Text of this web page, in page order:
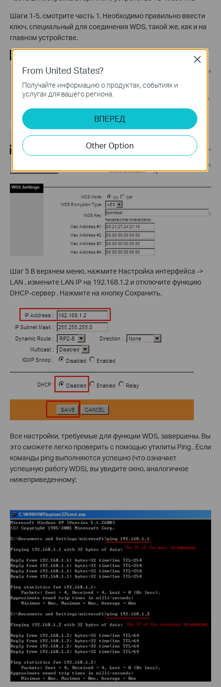
Шаги 1-5, смотрите часть 1. Необходимо правильно ввести
ключ, специальный для соединения WDS, такой же, как и на
главном устройстве.
Шаг 5 В верхнем меню, нажмите Настройка интерфейса ->
LAN , измените LAN IP на 192.168.1.2 и отключите функцию
DHCP-сервер . Нажмите на кнопку Сохранить.
Все настройки, требуемые для функции WDS, завершены. Вы
это сможете легко проверить с помощью утилиты Ping . Если
команды ping выполняются успешно (что означает
успешную работу WDS), вы увидите окно, аналогичное
нижеприведенному:
From United States?
Получайте информацию о продуктах, событиях и
услугах для вашего региона.
ВПЕРЕД
Other Option
Close